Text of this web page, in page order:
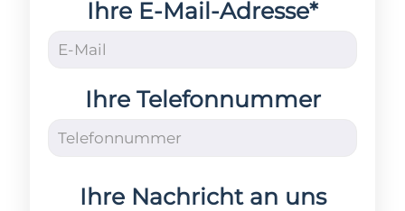
Ihre E-Mail-Adresse*
Ihre Telefonnummer
Ihre Nachricht an uns